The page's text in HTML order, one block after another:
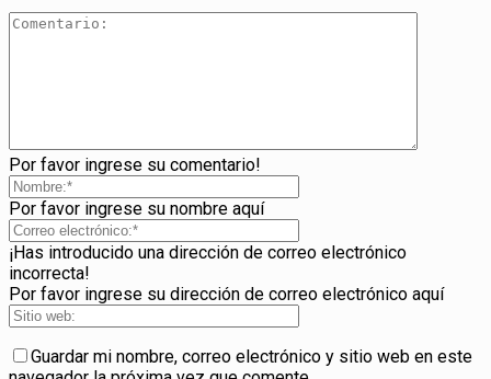
Por favor ingrese su comentario!
Por favor ingrese su nombre aquí
¡Has introducido una dirección de correo electrónico
incorrecta!
Por favor ingrese su dirección de correo electrónico aquí
Guardar mi nombre, correo electrónico y sitio web en este